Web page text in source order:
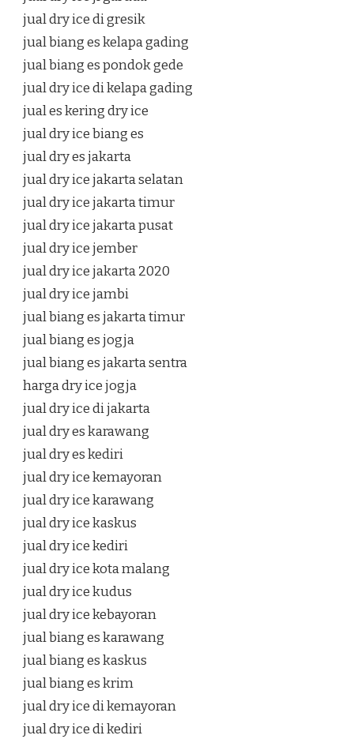
jual dry ice di gresik
jual biang es kelapa gading
jual biang es pondok gede
jual dry ice di kelapa gading
jual es kering dry ice
jual dry ice biang es
jual dry es jakarta
jual dry ice jakarta selatan
jual dry ice jakarta timur
jual dry ice jakarta pusat
jual dry ice jember
jual dry ice jakarta 2020
jual dry ice jambi
jual biang es jakarta timur
jual biang es jogja
jual biang es jakarta sentra
harga dry ice jogja
jual dry ice di jakarta
jual dry es karawang
jual dry es kediri
jual dry ice kemayoran
jual dry ice karawang
jual dry ice kaskus
jual dry ice kediri
jual dry ice kota malang
jual dry ice kudus
jual dry ice kebayoran
jual biang es karawang
jual biang es kaskus
jual biang es krim
jual dry ice di kemayoran
jual dry ice di kediri